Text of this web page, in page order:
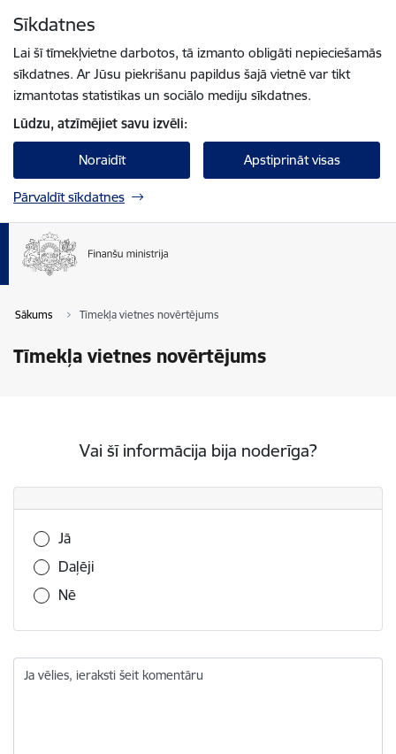
Sīkdatnes
Lai šī tīmekļvietne darbotos, tā izmanto obligāti nepieciešamās
sīkdatnes. Ar Jūsu piekrišanu papildus šajā vietnē var tikt
izmantotas statistikas un sociālo mediju sīkdatnes.
Lūdzu, atzīmējiet savu izvēli:
Noraidīt Apstiprināt visas
Pārvaldīt sīkdatnes
Sākums Tīmekļa vietnes novērtējums
Tīmekļa vietnes novērtējums
Vai šī informācija bija noderīga?
Vai šī informācija bija noderīga?
Jā
Daļēji
Nē
Ja vēlies, ieraksti šeit komentāru